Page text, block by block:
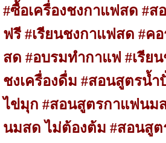
#ซื้อเครื่องชงกาแฟสด #
ฟรี #เรียนชงกาแฟสด #ค
สด #อบรมทำกาแฟ #เรีย
ชงเครื่องดื่ม #สอนสูตรน้
ไข่มุก #สอนสูตรกาแฟนม
นมสด ไม่ต้องต้ม #สอนสูต